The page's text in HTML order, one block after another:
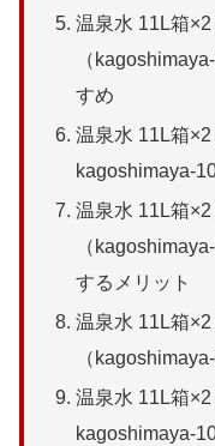
温泉水 11L箱
（
すめ
温泉水 11L箱
kagoshimaya-
温泉水 11L箱
（
するメリット
温泉水 11L箱
（
温泉水 11L箱
kagoshimaya-